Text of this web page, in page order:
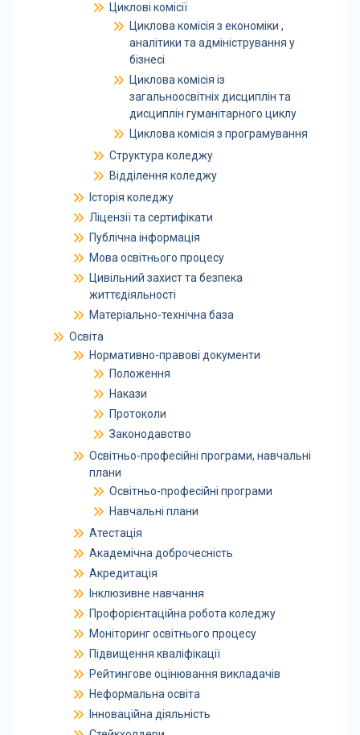
Циклові комісії
Циклова комісія з економіки ,
аналітики та адміністрування у
бізнесі
Циклова комісія із
загальноосвітніх дисциплін та
дисциплін гуманітарного циклу
Циклова комісія з програмування
Структура коледжу
Відділення коледжу
Історія коледжу
Ліцензії та сертифікати
Публічна інформація
Мова освітнього процесу
Цивільний захист та безпека
життєдіяльності
Матеріально-технічна база
Освіта
Нормативно-правові документи
Положення
Накази
Протоколи
Законодавство
Освітньо-професійні програми, навчальні
плани
Освітньо-професійні програми
Навчальні плани
Атестація
Академічна доброчесність
Акредитація
Інклюзивне навчання
Профорієнтаційна робота коледжу
Моніторинг освітнього процесу
Підвищення кваліфікації
Рейтингове оцінювання викладачів
Неформальна освіта
Інноваційна діяльність